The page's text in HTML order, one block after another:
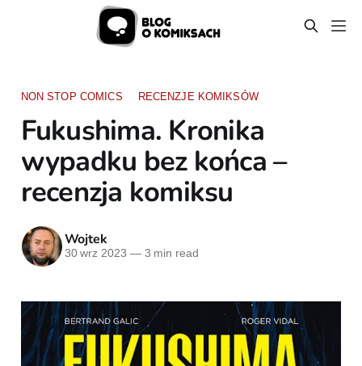
NON STOP COMICS RECENZJE KOMIKSÓW
Fukushima. Kronika
wypadku bez końca –
recenzja komiksu
Wojtek
30 wrz 2023 —3 min read